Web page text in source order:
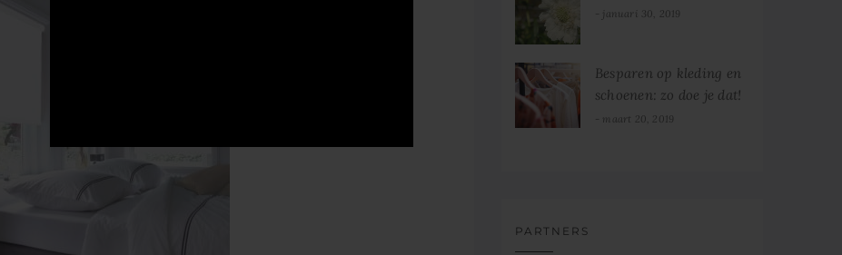
januari 30, 2019
Besparen op kleding en
schoenen: zo doe je dat!
maart 20, 2019
PARTNERS